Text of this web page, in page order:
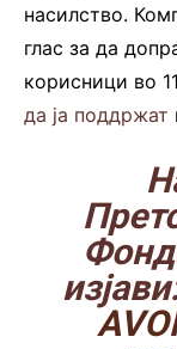
насилство.
глас за да
корисници во
да ја поддржат